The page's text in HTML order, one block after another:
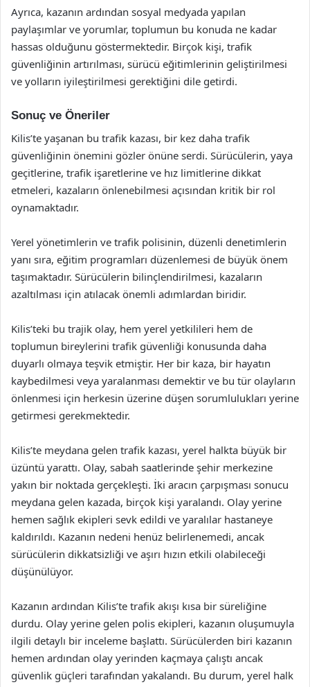
Ayrıca, kazanın ardından sosyal medyada yapılan
paylaşımlar ve yorumlar, toplumun bu konuda ne kadar
hassas olduğunu göstermektedir. Birçok kişi, trafik
güvenliğinin artırılması, sürücü eğitimlerinin geliştirilmesi
ve yolların iyileştirilmesi gerektiğini dile getirdi.
Sonuç ve Öneriler
Kilis’te yaşanan bu trafik kazası, bir kez daha trafik
güvenliğinin önemini gözler önüne serdi. Sürücülerin, yaya
geçitlerine, trafik işaretlerine ve hız limitlerine dikkat
etmeleri, kazaların önlenebilmesi açısından kritik bir rol
oynamaktadır.
Yerel yönetimlerin ve trafik polisinin, düzenli denetimlerin
yanı sıra, eğitim programları düzenlemesi de büyük önem
taşımaktadır. Sürücülerin bilinçlendirilmesi, kazaların
azaltılması için atılacak önemli adımlardan biridir.
Kilis’teki bu trajik olay, hem yerel yetkilileri hem de
toplumun bireylerini trafik güvenliği konusunda daha
duyarlı olmaya teşvik etmiştir. Her bir kaza, bir hayatın
kaybedilmesi veya yaralanması demektir ve bu tür olayların
önlenmesi için herkesin üzerine düşen sorumlulukları yerine
getirmesi gerekmektedir.
Kilis’te meydana gelen trafik kazası, yerel halkta büyük bir
üzüntü yarattı. Olay, sabah saatlerinde şehir merkezine
yakın bir noktada gerçekleşti. İki aracın çarpışması sonucu
meydana gelen kazada, birçok kişi yaralandı. Olay yerine
hemen sağlık ekipleri sevk edildi ve yaralılar hastaneye
kaldırıldı. Kazanın nedeni henüz belirlenemedi, ancak
sürücülerin dikkatsizliği ve aşırı hızın etkili olabileceği
düşünülüyor.
Kazanın ardından Kilis’te trafik akışı kısa bir süreliğine
durdu. Olay yerine gelen polis ekipleri, kazanın oluşumuyla
ilgili detaylı bir inceleme başlattı. Sürücülerden biri kazanın
hemen ardından olay yerinden kaçmaya çalıştı ancak
güvenlik güçleri tarafından yakalandı. Bu durum, yerel halk